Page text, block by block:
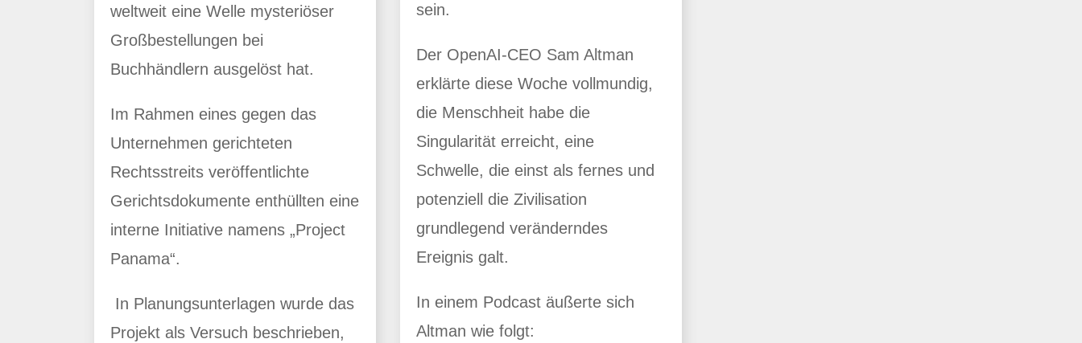
weltweit eine Welle mysteriöser
Großbestellungen bei
Buchhändlern ausgelöst hat.
Im Rahmen eines gegen das
Unternehmen gerichteten
Rechtsstreits veröffentlichte
Gerichtsdokumente enthüllten eine
interne Initiative namens „Project
Panama“.
In Planungsunterlagen wurde das
Projekt als Versuch beschrieben,
sein.
Der OpenAI-CEO Sam Altman
erklärte diese Woche vollmundig,
die Menschheit habe die
Singularität erreicht, eine
Schwelle, die einst als fernes und
potenziell die Zivilisation
grundlegend veränderndes
Ereignis galt.
In einem Podcast äußerte sich
Altman wie folgt: